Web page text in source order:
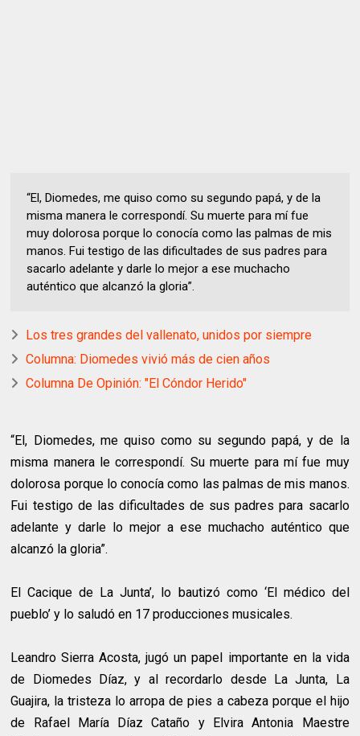
“El, Diomedes, me quiso como su segundo papá, y de la
misma manera le correspondí. Su muerte para mí fue
muy dolorosa porque lo conocía como las palmas de mis
manos. Fui testigo de las dificultades de sus padres para
sacarlo adelante y darle lo mejor a ese muchacho
auténtico que alcanzó la gloria”.
Los tres grandes del vallenato, unidos por siempre
Columna: Diomedes vivió más de cien años
Columna De Opinión: "El Cóndor Herido"
“El, Diomedes, me quiso como su segundo papá, y de la
misma manera le correspondí. Su muerte para mí fue muy
dolorosa porque lo conocía como las palmas de mis manos.
Fui testigo de las dificultades de sus padres para sacarlo
adelante y darle lo mejor a ese muchacho auténtico que
alcanzó la gloria”.
El Cacique de La Junta’, lo bautizó como ‘El médico del
pueblo’ y lo saludó en 17 producciones musicales.
Leandro Sierra Acosta, jugó un papel importante en la vida
de Diomedes Díaz, y al recordarlo desde La Junta, La
Guajira, la tristeza lo arropa de pies a cabeza porque el hijo
de Rafael María Díaz Cataño y Elvira Antonia Maestre